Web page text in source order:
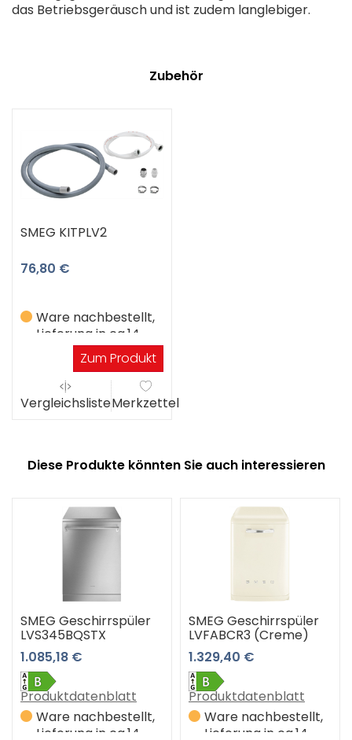
das Betriebsgeräusch und ist zudem langlebiger.
Zubehör
SMEG KITPLV2
76,80 €
Ware nachbestellt,
Lieferung in ca.14
WerktagenZum Produkt
VergleichslisteMerkzettel
Diese Produkte könnten Sie auch interessieren
SMEG Geschirrspüler
LVS345BQSTX
1.085,18 €
Produktdatenblatt
Ware nachbestellt,
Lieferung in ca.14
SMEG Geschirrspüler
LVFABCR3 (Creme)
1.329,40 €
Produktdatenblatt
Ware nachbestellt,
Lieferung in ca.14